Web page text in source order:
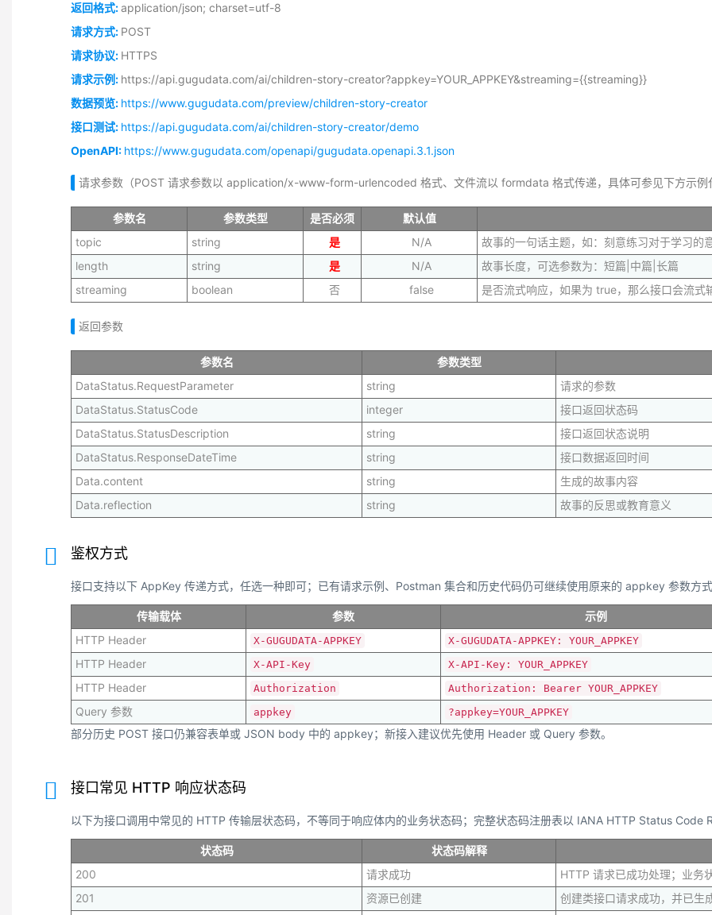
返回格式:application/json; charset=utf-8
请求方式: POST
请求协议: HTTPS
请求示例: https://api.gugudata.com/ai/children-story-creator?appkey=YOUR_APPKEY&streaming={{streaming}}
数据预览: https://www.gugudata.com/preview/children-story-creator
接口测试: https://api.gugudata.com/ai/children-story-creator/demo
OpenAPI: https://www.gugudata.com/openapi/gugudata.openapi.3.1.json
请求参数（POST 请求参数以 application/x-www-form-urlencoded 格式、文件流以 formdata 格式传递，具体可参见下方示例
参数名 参数类型 是否必须
默认值
topic
string 是 N/A
故事的一句话主题，如：刻意练习对于学习的
length
string 是 N/A
故事长度，可选参数为：短篇|中篇|长篇
streaming
boolean 否 false 是否流式响应，如果为 true，那么接口会流
返回参数
参数名
参数类型
DataStatus.RequestParameter
string
请求的参数
DataStatus.StatusCode
integer
接口返回状态码
DataStatus.StatusDescription
string
接口返回状态说明
DataStatus.ResponseDateTime
string
接口数据返回时间
Data.content
string
生成的故事内容
Data.reflection
string 故事的反思或教育意义
鉴权方式
接口支持以下 AppKey 传递方式，任选一种即可；已有请求示例、Postman 集合和历史代码仍可继续使用原来的 appkey 参数方
传输载体 参数
示例
HTTP Header
X-GUGUDATA-APPKEY X-GUGUDATA-APPKEY: YOUR_APPKEY
HTTP Header X-API-Key X-API-Key: YOUR_APPKEY
HTTP Header Authorization Authorization: Bearer YOUR_APPKEY
Query 参数 appkey ?appkey=YOUR_APPKEY
部分历史 POST 接口仍兼容表单或 JSON body 中的 appkey；新接入建议优先使用 Header 或 Query 参数。
接口常见 HTTP 响应状态码
以下为接口调用中常见的 HTTP 传输层状态码，不等同于响应体内的业务状态码；完整状态码注册表以 IANA HTTP Status Code
状态码
状态码解释
200
请求成功
HTTP 请求已成功处理；业务
201
资源已创建 创建类接口请求成功，并已生